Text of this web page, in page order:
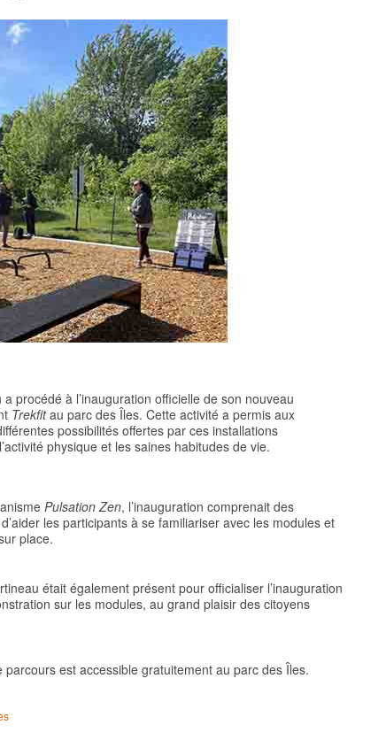
procédé à l’inauguration officielle de son nouveau
Trekfitau parc des Îles. Cette activité a permis aux
possibilités offertes par ces installations
physique et les saines habitudes de vie.
Pulsation Zen, l’inauguration comprenait des
les participants à se familiariser avec les modules et
place.
était également présent pour officialiser l’inauguration
sur les modules, au grand plaisir des citoyens
est accessible gratuitement au parc des Îles.